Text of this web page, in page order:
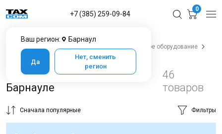
Ваш регион: Барнаул
Да
Нет, сменить
регион
+7 (385) 259-09-84
0
Весовое оборудование
Весы настольные
Весы настольные в
Барнауле
46
товаров
Сначала популярные Фильтры